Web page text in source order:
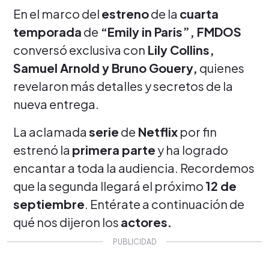
En el marco del estrenode la cuarta
temporada de “Emily in Paris”, FMDOS
conversó exclusiva con Lily Collins,
Samuel Arnold y Bruno Gouery, quienes
revelaron más detalles y secretos de la
nueva entrega.
La aclamada serie de Netflix por fin
estrenó la primera parte y ha logrado
encantar a toda la audiencia. Recordemos
que la segunda llegará el próximo 12 de
septiembre. Entérate a continuación de
qué nos dijeron los actores.